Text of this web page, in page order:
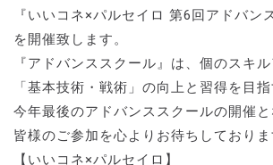
『いいコネ×パルセイロ 第6回アドバン
を開催致します。
『アドバンススクール』は、個のスキ
「基本技術・戦術」の向上と習得を目
今年最後のアドバンススクールの開催と
皆様のご参加を心よりお待ちしておりま
【いいコネ×パルセイロ】